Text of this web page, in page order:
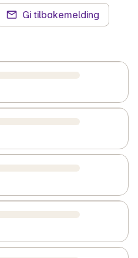
Gi tilbakemelding